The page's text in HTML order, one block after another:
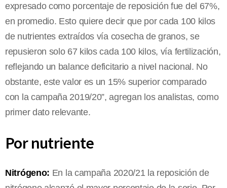
expresado como porcentaje de reposición fue del 67%,
en promedio. Esto quiere decir que por cada 100 kilos
de nutrientes extraídos vía cosecha de granos, se
repusieron solo 67 kilos cada 100 kilos, vía fertilización,
reflejando un balance deficitario a nivel nacional. No
obstante, este valor es un 15% superior comparado
con la campaña 2019/20”, agregan los analistas, como
primer dato relevante.
Por nutriente
Nitrógeno: En la campaña 2020/21 la reposición de